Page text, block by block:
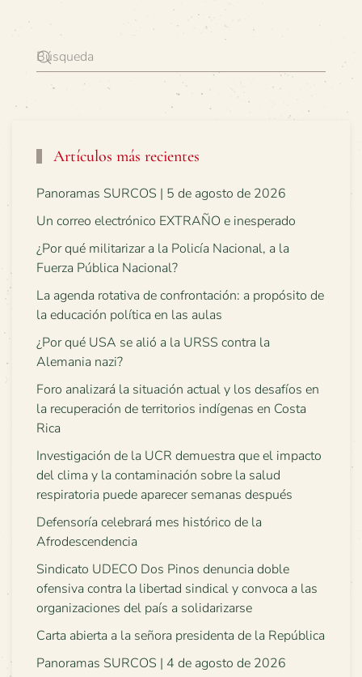
Artículos más recientes
Panoramas SURCOS | 5 de agosto de 2026
Un correo electrónico EXTRAÑO e inesperado
¿Por qué militarizar a la Policía Nacional, a la
Fuerza Pública Nacional?
La agenda rotativa de confrontación: a propósito de
la educación política en las aulas
¿Por qué USA se alió a la URSS contra la
Alemania nazi?
Foro analizará la situación actual y los desafíos en
la recuperación de territorios indígenas en Costa
Rica
Investigación de la UCR demuestra que el impacto
del clima y la contaminación sobre la salud
respiratoria puede aparecer semanas después
Defensoría celebrará mes histórico de la
Afrodescendencia
Sindicato UDECO Dos Pinos denuncia doble
ofensiva contra la libertad sindical y convoca a las
organizaciones del país a solidarizarse
Carta abierta a la señora presidenta de la República
Panoramas SURCOS | 4 de agosto de 2026